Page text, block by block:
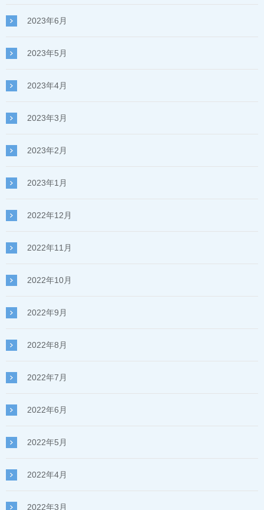
2023年6月
2023年5月
2023年4月
2023年3月
2023年2月
2023年1月
2022年12月
2022年11月
2022年10月
2022年9月
2022年8月
2022年7月
2022年6月
2022年5月
2022年4月
2022年3月